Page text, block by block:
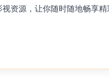
源，让你随时随地畅享